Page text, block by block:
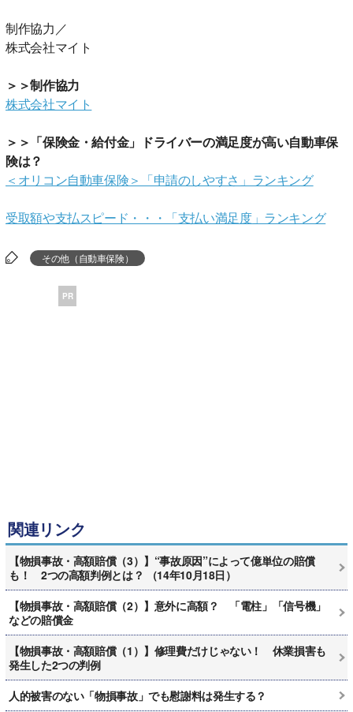
制作協力／
株式会社マイト
＞＞制作協力
株式会社マイト
＞＞「保険金・給付金」ドライバーの満足度が高い自動車保
険は？
＜オリコン自動車保険＞「申請のしやすさ」ランキング
受取額や支払スピード・・・「支払い満足度」ランキング
その他（自動車保険）
PR
関連リンク
【物損事故・高額賠償（3）】“事故原因”によって億単位の賠償
も！ 2つの高額判例とは？ （14年10月18日）
【物損事故・高額賠償（2）】意外に高額？ 「電柱」「信号機」
などの賠償金
【物損事故・高額賠償（1）】修理費だけじゃない！ 休業損害も
発生した2つの判例
人的被害のない「物損事故」でも慰謝料は発生する？